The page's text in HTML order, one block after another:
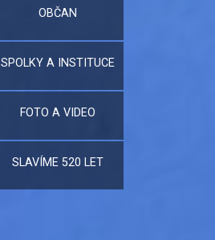
OBČAN
SPOLKY A INSTITUCE
FOTO A VIDEO
SLAVÍME 520 LET